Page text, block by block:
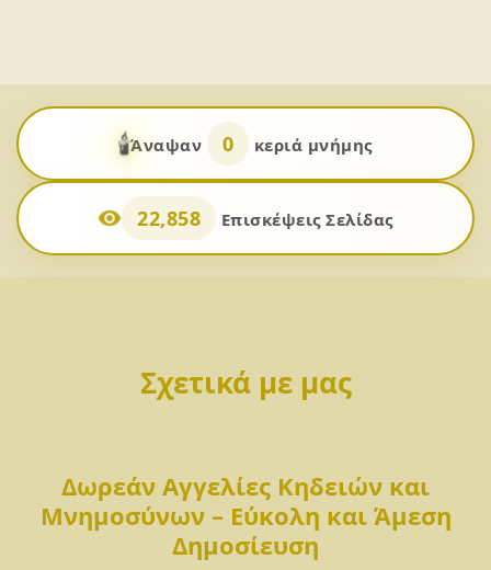
🕯️Άναψαν 0 κεριά μνήμης
22,858 Επισκέψεις Σελίδας
Σχετικά με μας
Δωρεάν Αγγελίες Κηδειών και
Μνημοσύνων – Εύκολη και Άμεση
Δημοσίευση